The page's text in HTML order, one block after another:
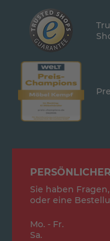
Sie haben
oder eine
Mo. - Fr.
Sa.